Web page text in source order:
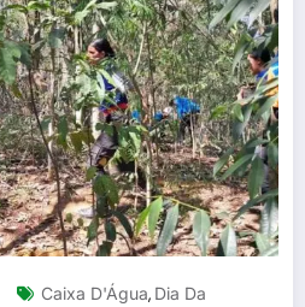
Caixa D'Água, Dia Da